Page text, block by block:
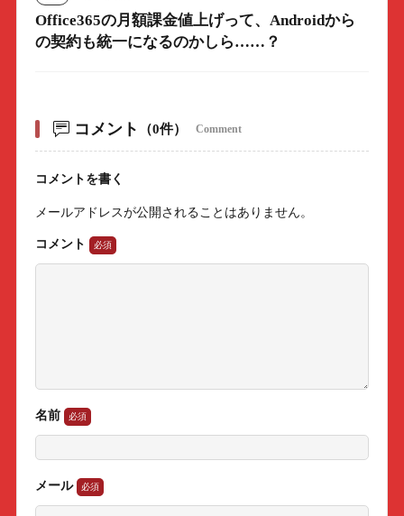
Office365の月額課金値上げって、Androidから
の契約も統一になるのかしら……？
コメント （0件） Comment
コメントを書く
メールアドレスが公開されることはありません。
コメント
名前
メール